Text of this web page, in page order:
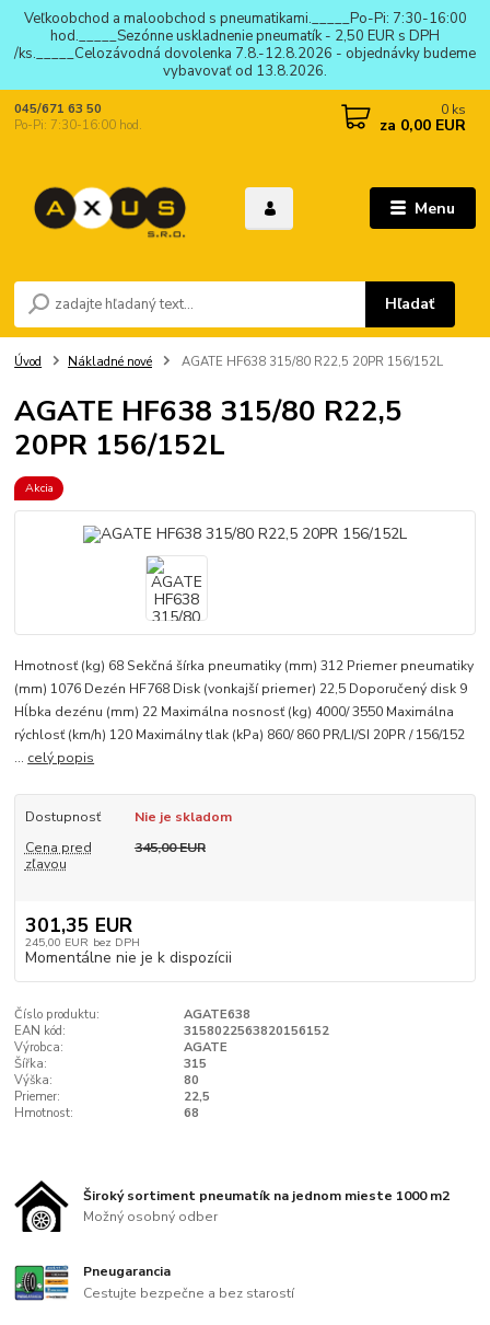
Veľkoobchod a maloobchod s pneumatikami._____Po-Pi: 7:30-16:00
hod._____Sezónne uskladnenie pneumatík - 2,50 EUR s DPH
/ks._____Celozávodná dovolenka 7.8.-12.8.2026 - objednávky budeme
vybavovať od 13.8.2026.
Menu
Hľadať
045/671 63 50
Po-Pi: 7:30-16:00 hod.
0 ks
za 0,00 EUR
Úvod Nákladné nové AGATE HF638 315/80 R22,5 20PR 156/152L
AGATE HF638 315/80 R22,5
20PR 156/152L
Akcia
Hmotnosť (kg) 68 Sekčná šírka pneumatiky (mm) 312 Priemer pneumatiky
(mm) 1076 Dezén HF768 Disk (vonkajší priemer) 22,5 Doporučený disk 9
Hĺbka dezénu (mm) 22 Maximálna nosnosť (kg) 4000/ 3550 Maximálna
rýchlosť (km/h) 120 Maximálny tlak (kPa) 860/ 860 PR/LI/SI 20PR / 156/152
... celý popis
Dostupnosť
Nie je skladom
Cena pred
zľavou
345,00 EUR
301,35 EUR
245,00 EUR bez DPH
Momentálne nie je k dispozícii
Číslo produktu:
AGATE638
EAN kód:
3158022563820156152
Výrobca:
AGATE
Šířka:
315
Výška:
80
Priemer:
22,5
Hmotnost:
68
Široký sortiment pneumatík na jednom mieste 1000 m2
Možný osobný odber
Pneugarancia
Cestujte bezpečne a bez starostí